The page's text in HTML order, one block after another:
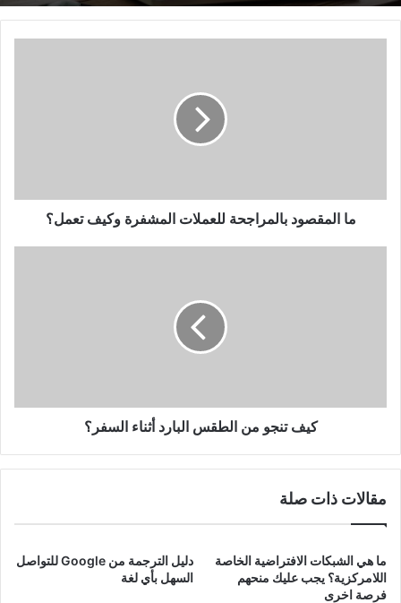
ما المقصود بالمراجحة للعملات المشفرة وكيف تعمل؟
كيف تنجو من الطقس البارد أثناء السفر؟
مقالات ذات صلة
ما هي الشبكات الافتراضية الخاصة
اللامركزية؟ يجب عليك منحهم
فرصة اخرى
دليل الترجمة من Google للتواصل
السهل بأي لغة